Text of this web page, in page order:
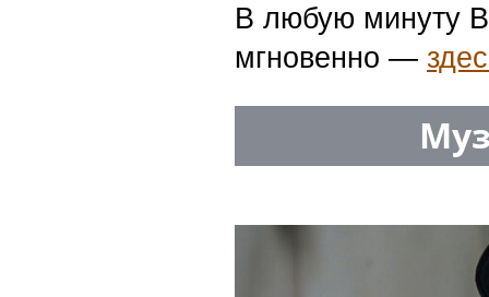
В любую минуту
мгновенно —